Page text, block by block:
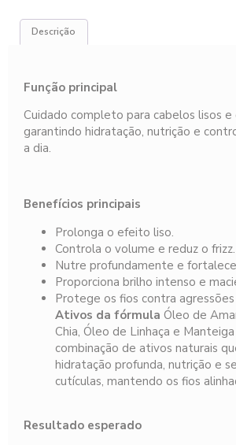
Descrição
Função principal
Cuidado completo para cabelos lisos e
garantindo hidratação, nutrição e
a dia.
Benefícios principais
Prolonga o efeito liso.
Controla o volume e reduz o frizz.
Nutre profundamente e
Proporciona brilho intenso e
Protege os fios contra
Ativos da fórmula Óleo de
Chia, Óleo de Linhaça e
combinação de ativos naturais
hidratação profunda, nutrição e
cutículas, mantendo os fios
Resultado esperado